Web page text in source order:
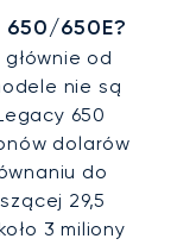
650E?
od
nie są
650
dolarów
do
29,5
3 miliony